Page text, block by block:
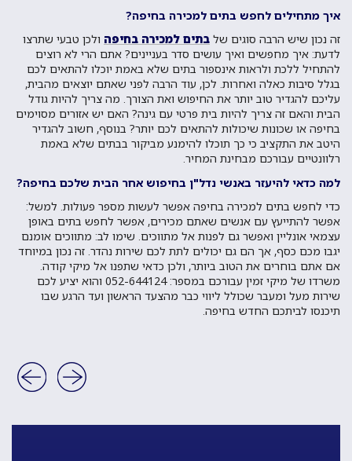
איך מתחילים לחפש בתים למכירה בחיפה?
זה נכון שיש הרבה סוגים של בתים למכירה בחיפה ולכן טבעי שתרצו
לדעת: איך מחפשים ואיך עושים סדר בעניינים? אתם הרי לא רוצים
להתחיל ללכת ולראות אינספור בתים שלא באמת יוכלו להתאים לכם
בגלל סיבות כאלה ואחרות. לכן, עוד הרבה לפני שאתם יוצאים מהבית,
עליכם להגדיר טוב יותר את החיפוש ואת הצורך. מה צריך להיות גודל
הבית והאם זה צריך להיות בית פרטי עם גינה? האם יש אזורים מסוימים
בחיפה או שכונות שיכולות להתאים לכם יותר? בנוסף, חשוב להגדיר
היטב את התקציב כי כך תוכלו להימנע מביקור בבתים שלא באמת
רלוונטיים עבורכם מבחינת המחיר.
למה כדאי להיעזר באנשי נדל"ן בחיפוש אחר הבית שלכם בחיפה?
כדי לחפש בתים למכירה בחיפה אפשר לעשות מספר פעולות. למשל:
אפשר להתייעץ עם אנשים שאתם מכירים, אפשר לחפש בתים באופן
עצמאי אונליין ואפשר גם לפנות אל מתווכים. שימו לב: מתווכים אומנם
יגבו מכם כסף, אך הם גם יכולים לתת לכם שירות נהדר. זה נכון במיוחד
אם אתם בוחרים את הטוב ביותר, ולכן כדאי שתפנו אל מיקי קודה.
משרדו של מיקי זמין עבורכם במספר: 052-644124 והוא יציע לכם
שירות מעל ומעבר שכולל ליווי כבר מהצעד הראשון ועד הרגע שבו
תיכנסו לביתכם החדש בחיפה.